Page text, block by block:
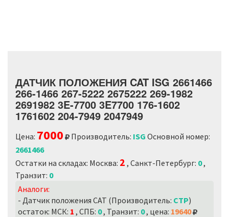
ДАТЧИК ПОЛОЖЕНИЯ CAT ISG 2661466
266-1466 267-5222 2675222 269-1982
2691982 3E-7700 3E7700 176-1602
1761602 204-7949 2047949
Цена: 7000 Производитель: ISG Основной номер:
2661466
Остатки на складах: Москва: 2 , Санкт-Петербург: 0,
Транзит: 0
Аналоги:
- Датчик положения CAT (Производитель: CTP)
остаток: МСК: 1 , СПБ: 0, Транзит: 0, цена: 19640